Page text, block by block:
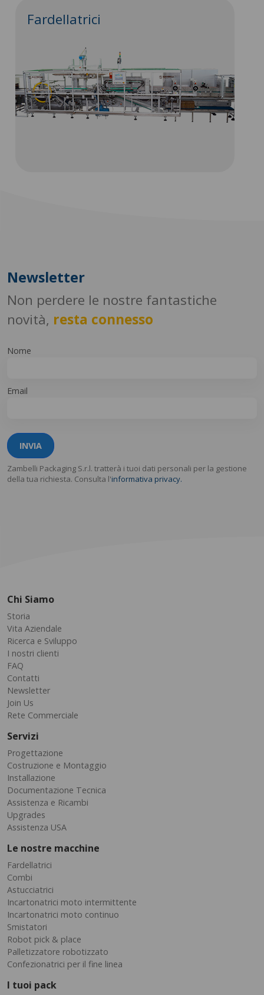
Fardellatrici
Newsletter
Non perdere le nostre fantastiche
novità, resta connesso
Nome
Email
INVIA
Zambelli Packaging S.r.l. tratterà i tuoi dati personali per la gestione
della tua richiesta. Consulta l'informativa privacy.
Chi Siamo
Storia
Vita Aziendale
Ricerca e Sviluppo
I nostri clienti
FAQ
Contatti
Newsletter
Join Us
Rete Commerciale
Servizi
Progettazione
Costruzione e Montaggio
Installazione
Documentazione Tecnica
Assistenza e Ricambi
Upgrades
Assistenza USA
Le nostre macchine
Fardellatrici
Combi
Astucciatrici
Incartonatrici moto intermittente
Incartonatrici moto continuo
Smistatori
Robot pick & place
Palletizzatore robotizzato
Confezionatrici per il fine linea
I tuoi pack